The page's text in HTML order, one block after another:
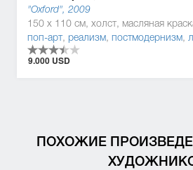
"Oxford", 2009
150 x 110 см, холст, масляная
поп-арт, реализм, постмодернизм,
9.000 USD
ПОХОЖИЕ